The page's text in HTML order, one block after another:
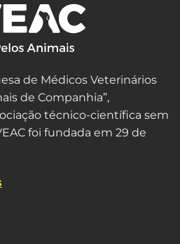
de Médicos Veterinários
de Companhia”,
técnico-científica sem
foi fundada em 29 de